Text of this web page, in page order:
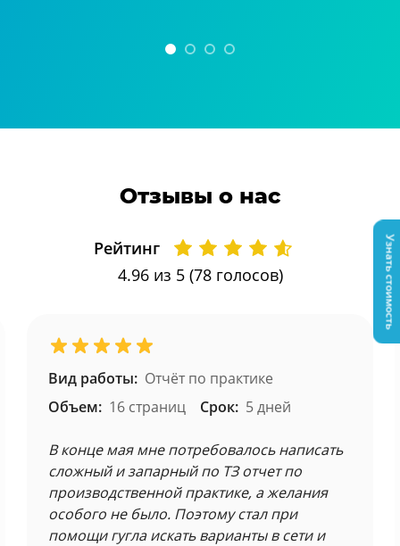
Отзывы о нас
Рейтинг
4.96из 5 (78 голосов)
Вид работы: Отчёт по практике
Объем: 16 страниц Срок: 5 дней
В конце мая мне потребовалось написать
сложный и запарный по ТЗ отчет по
производственной практике, а желания
особого не было. Поэтому стал при
помощи гугла искать варианты в сети и
Узнать стоимость